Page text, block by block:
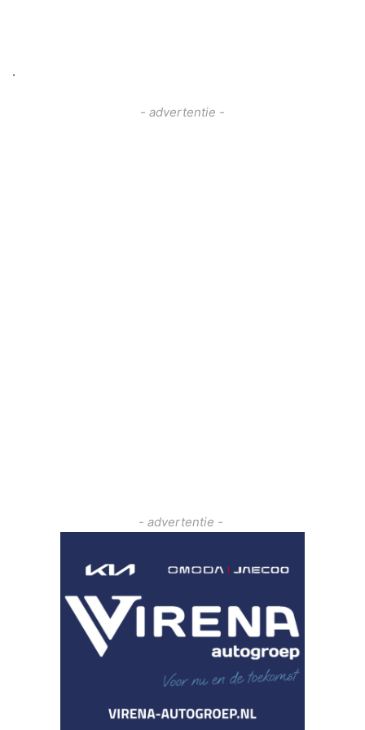
.
- advertentie -
- advertentie -